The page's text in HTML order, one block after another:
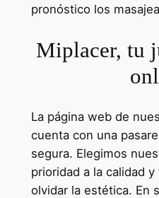
pronóstico los
Miplacer, tu
La página web de
cuenta con una
segura. Elegimos
prioridad a la calidad
olvidar la estética. En